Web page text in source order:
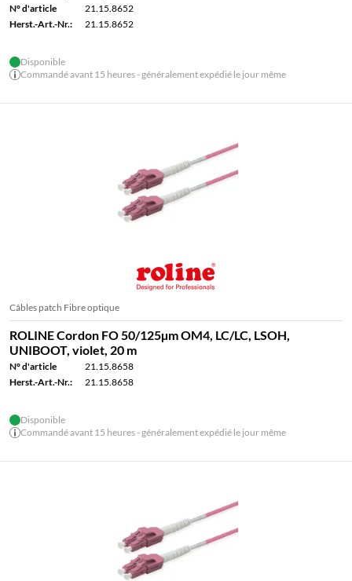
N° d'article
21.15.8652
Herst.-Art.-Nr.:
21.15.8652
Disponible
Commandé avant 15 heures - généralement expédié le jour même
Câbles patch Fibre optique
ROLINE Cordon FO 50/125µm OM4, LC/LC, LSOH,
UNIBOOT, violet, 20 m
N° d'article
21.15.8658
Herst.-Art.-Nr.:
21.15.8658
Disponible
Commandé avant 15 heures - généralement expédié le jour même